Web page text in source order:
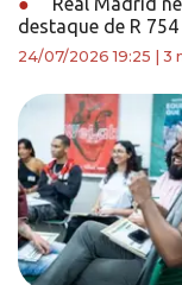
destaque de R
24/07/2026 19:25 3